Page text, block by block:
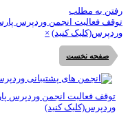
به مطلب
فعالیت انجمن وردپرس
کنید) ×
صفحه نخست
توقف فعالیت انجمن وردپرس
وردپرس(کلیک کنید)